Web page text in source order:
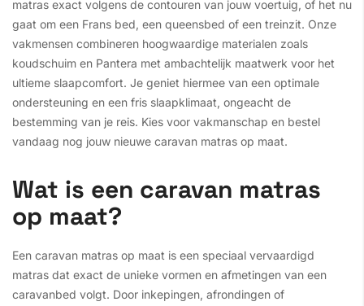
matras exact volgens de contouren van jouw voertuig, of het nu
gaat om een Frans bed, een queensbed of een treinzit. Onze
vakmensen combineren hoogwaardige materialen zoals
koudschuim en Pantera met ambachtelijk maatwerk voor het
ultieme slaapcomfort. Je geniet hiermee van een optimale
ondersteuning en een fris slaapklimaat, ongeacht de
bestemming van je reis. Kies voor vakmanschap en bestel
vandaag nog jouw nieuwe caravan matras op maat.
Wat is een caravan matras
op maat?
Een caravan matras op maat is een speciaal vervaardigd
matras dat exact de unieke vormen en afmetingen van een
caravanbed volgt. Door inkepingen, afrondingen of